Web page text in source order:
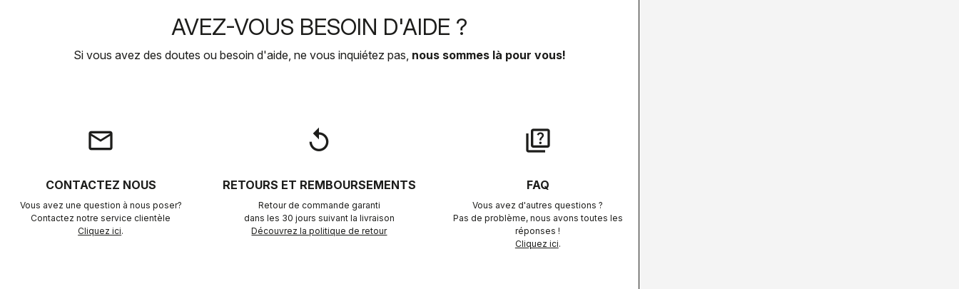
AVEZ-VOUS BESOIN D'AIDE ?
Si vous avez des doutes ou besoin d'aide, ne vous inquiétez pas, nous sommes là pour vous!
email
CONTACTEZ NOUS
Vous avez une question à nous poser?
Contactez notre service clientèle
Cliquez ici.
replay
RETOURS ET REMBOURSEMENTS
Retour de commande garanti
dans les 30 jours suivant la livraison
Découvrez la politique de retour
quiz
FAQ
Vous avez d'autres questions ?
Pas de problème, nous avons toutes les
réponses !
Cliquez ici.